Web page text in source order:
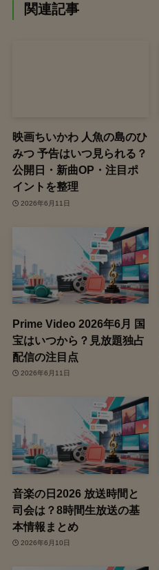
関連記事
映画ちいかわ 人魚の島のひ
みつ 予告はいつ見られる？
公開日・新曲OP・注目ポ
イントを整理
2026年6月11日
Prime Video 2026年6月 国
宝はいつから？見放題独占
配信の注目点
2026年6月11日
音楽の日2026 放送時間と
司会は？8時間生放送の基
本情報まとめ
2026年6月10日